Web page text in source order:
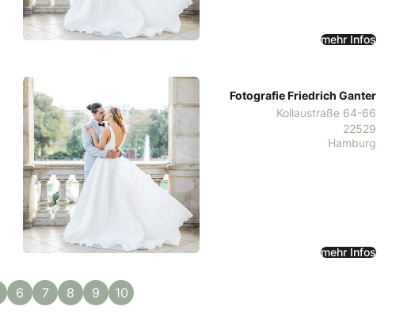
mehr Infos
Fotografie Friedrich Ganter
Kollaustraße 64-66
22529
Hamburg
mehr Infos
6 7 8 9 10